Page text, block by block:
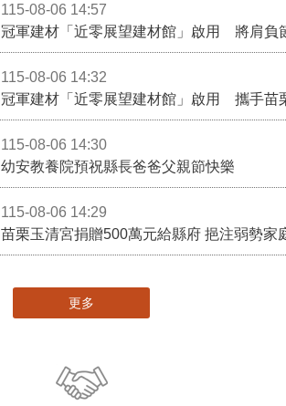
115-08-06 14:57
冠軍建材「近零展望建材館」啟用 將肩負
115-08-06 14:32
冠軍建材「近零展望建材館」啟用 攜手苗
115-08-06 14:30
幼安教養院預祝縣長爸爸父親節快樂
115-08-06 14:29
苗栗玉清宮捐贈500萬元給縣府 挹注弱勢家
更多